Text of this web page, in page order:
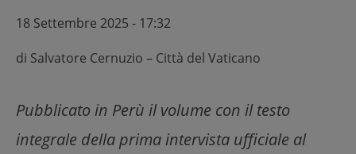
18 Settembre 2025 - 17:32
di Salvatore Cernuzio – Città del Vaticano
Pubblicato in Perù il volume con il testo
integrale della prima intervista ufficiale al